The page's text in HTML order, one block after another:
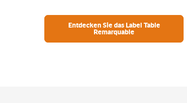
Entdecken Sie das Label Table
Remarquable